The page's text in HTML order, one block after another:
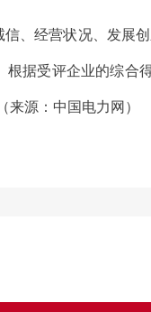
、经营状况、发展
据受评企业的综合
源：中国电力网）